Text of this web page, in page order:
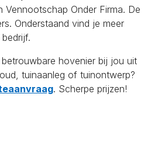
Vennootschap Onder Firma. De
Onderstaand vind je meer
hovenier bij jou uit
tuinaanleg of tuinontwerp?
. Scherpe prijzen!